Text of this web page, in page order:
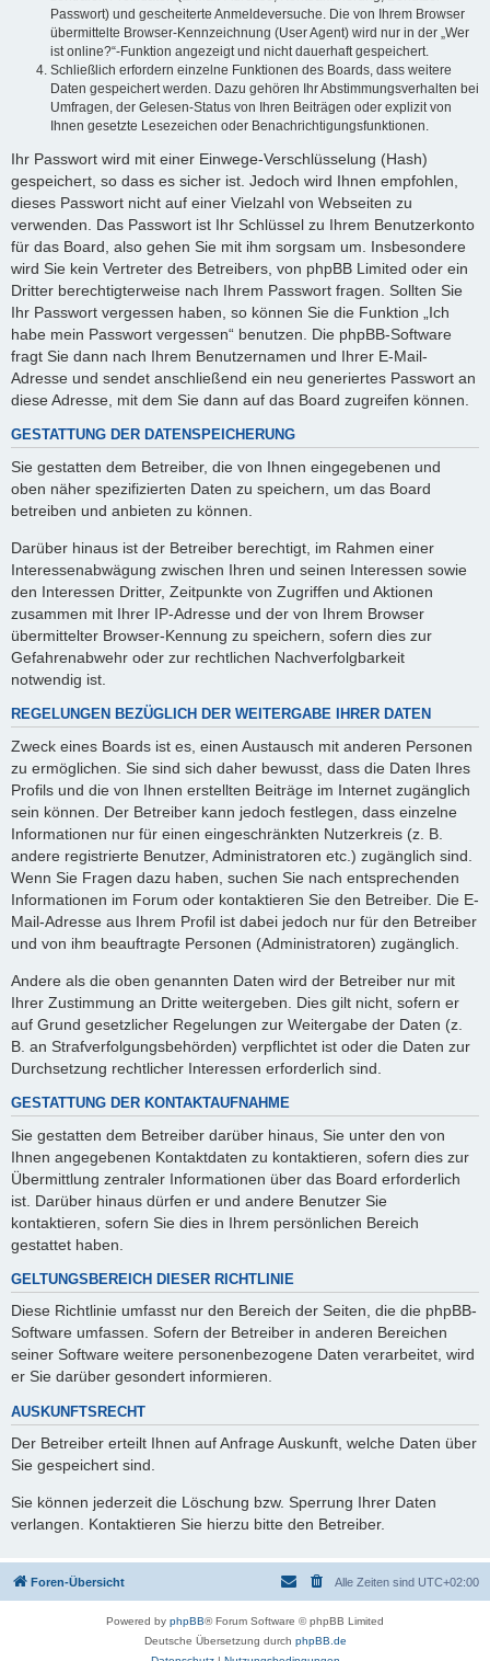
Passwort) und gescheiterte Anmeldeversuche. Die von Ihrem Browser
übermittelte Browser-Kennzeichnung (User Agent) wird nur in der „Wer
ist online?“-Funktion angezeigt und nicht dauerhaft gespeichert.
Schließlich erfordern einzelne Funktionen des Boards, dass weitere
Daten gespeichert werden. Dazu gehören Ihr Abstimmungsverhalten bei
Umfragen, der Gelesen-Status von Ihren Beiträgen oder explizit von
Ihnen gesetzte Lesezeichen oder Benachrichtigungsfunktionen.
Ihr Passwort wird mit einer Einwege-Verschlüsselung (Hash)
gespeichert, so dass es sicher ist. Jedoch wird Ihnen empfohlen,
dieses Passwort nicht auf einer Vielzahl von Webseiten zu
verwenden. Das Passwort ist Ihr Schlüssel zu Ihrem Benutzerkonto
für das Board, also gehen Sie mit ihm sorgsam um. Insbesondere
wird Sie kein Vertreter des Betreibers, von phpBB Limited oder ein
Dritter berechtigterweise nach Ihrem Passwort fragen. Sollten Sie
Ihr Passwort vergessen haben, so können Sie die Funktion „Ich
habe mein Passwort vergessen“ benutzen. Die phpBB-Software
fragt Sie dann nach Ihrem Benutzernamen und Ihrer E-Mail-
Adresse und sendet anschließend ein neu generiertes Passwort an
diese Adresse, mit dem Sie dann auf das Board zugreifen können.
GESTATTUNG DER DATENSPEICHERUNG
Sie gestatten dem Betreiber, die von Ihnen eingegebenen und
oben näher spezifizierten Daten zu speichern, um das Board
betreiben und anbieten zu können.
Darüber hinaus ist der Betreiber berechtigt, im Rahmen einer
Interessenabwägung zwischen Ihren und seinen Interessen sowie
den Interessen Dritter, Zeitpunkte von Zugriffen und Aktionen
zusammen mit Ihrer IP-Adresse und der von Ihrem Browser
übermittelter Browser-Kennung zu speichern, sofern dies zur
Gefahrenabwehr oder zur rechtlichen Nachverfolgbarkeit
notwendig ist.
REGELUNGEN BEZÜGLICH DER WEITERGABE IHRER DATEN
Zweck eines Boards ist es, einen Austausch mit anderen Personen
zu ermöglichen. Sie sind sich daher bewusst, dass die Daten Ihres
Profils und die von Ihnen erstellten Beiträge im Internet zugänglich
sein können. Der Betreiber kann jedoch festlegen, dass einzelne
Informationen nur für einen eingeschränkten Nutzerkreis (z. B.
andere registrierte Benutzer, Administratoren etc.) zugänglich sind.
Wenn Sie Fragen dazu haben, suchen Sie nach entsprechenden
Informationen im Forum oder kontaktieren Sie den Betreiber. Die E-
Mail-Adresse aus Ihrem Profil ist dabei jedoch nur für den Betreiber
und von ihm beauftragte Personen (Administratoren) zugänglich.
Andere als die oben genannten Daten wird der Betreiber nur mit
Ihrer Zustimmung an Dritte weitergeben. Dies gilt nicht, sofern er
auf Grund gesetzlicher Regelungen zur Weitergabe der Daten (z.
B. an Strafverfolgungsbehörden) verpflichtet ist oder die Daten zur
Durchsetzung rechtlicher Interessen erforderlich sind.
GESTATTUNG DER KONTAKTAUFNAHME
Sie gestatten dem Betreiber darüber hinaus, Sie unter den von
Ihnen angegebenen Kontaktdaten zu kontaktieren, sofern dies zur
Übermittlung zentraler Informationen über das Board erforderlich
ist. Darüber hinaus dürfen er und andere Benutzer Sie
kontaktieren, sofern Sie dies in Ihrem persönlichen Bereich
gestattet haben.
GELTUNGSBEREICH DIESER RICHTLINIE
Diese Richtlinie umfasst nur den Bereich der Seiten, die die phpBB-
Software umfassen. Sofern der Betreiber in anderen Bereichen
seiner Software weitere personenbezogene Daten verarbeitet, wird
er Sie darüber gesondert informieren.
AUSKUNFTSRECHT
Der Betreiber erteilt Ihnen auf Anfrage Auskunft, welche Daten über
Sie gespeichert sind.
Sie können jederzeit die Löschung bzw. Sperrung Ihrer Daten
verlangen. Kontaktieren Sie hierzu bitte den Betreiber.
Foren-Übersicht Alle Zeiten sind UTC+02:00
Powered by phpBB® Forum Software © phpBB Limited
Deutsche Übersetzung durch phpBB.de